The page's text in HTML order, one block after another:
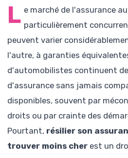
L e marché de l'assurance
particulièrement
peuvent varier
l'autre, à garanties
d'automobilistes continuent
d'assurance sans jamais
disponibles, souvent par
droits ou par crainte des
Pourtant, résilier son
trouver moins cher est un